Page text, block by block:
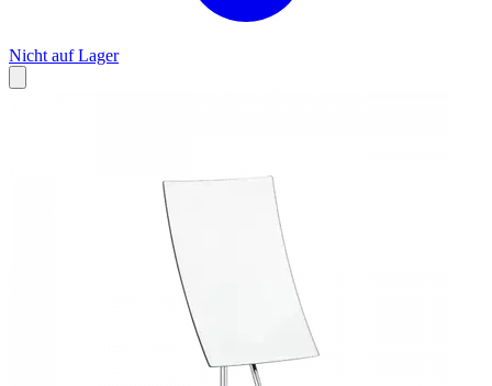
Nicht auf Lager